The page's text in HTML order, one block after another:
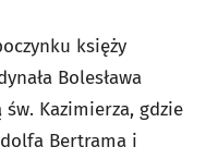
księży
Bolesława
Kazimierza, gdzie
Bertrama i